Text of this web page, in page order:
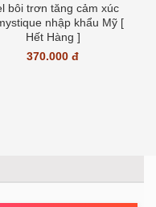
bôi trơn tăng cảm xúc
nhập khẩu Mỹ [
Hết Hàng ]
370.000 đ